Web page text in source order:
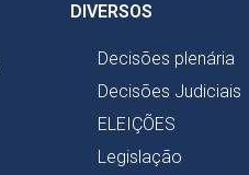
DIVERSOS
Decisões plenária
Decisões Judiciais
ELEIÇÕES
Legislação